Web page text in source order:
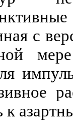
с
к